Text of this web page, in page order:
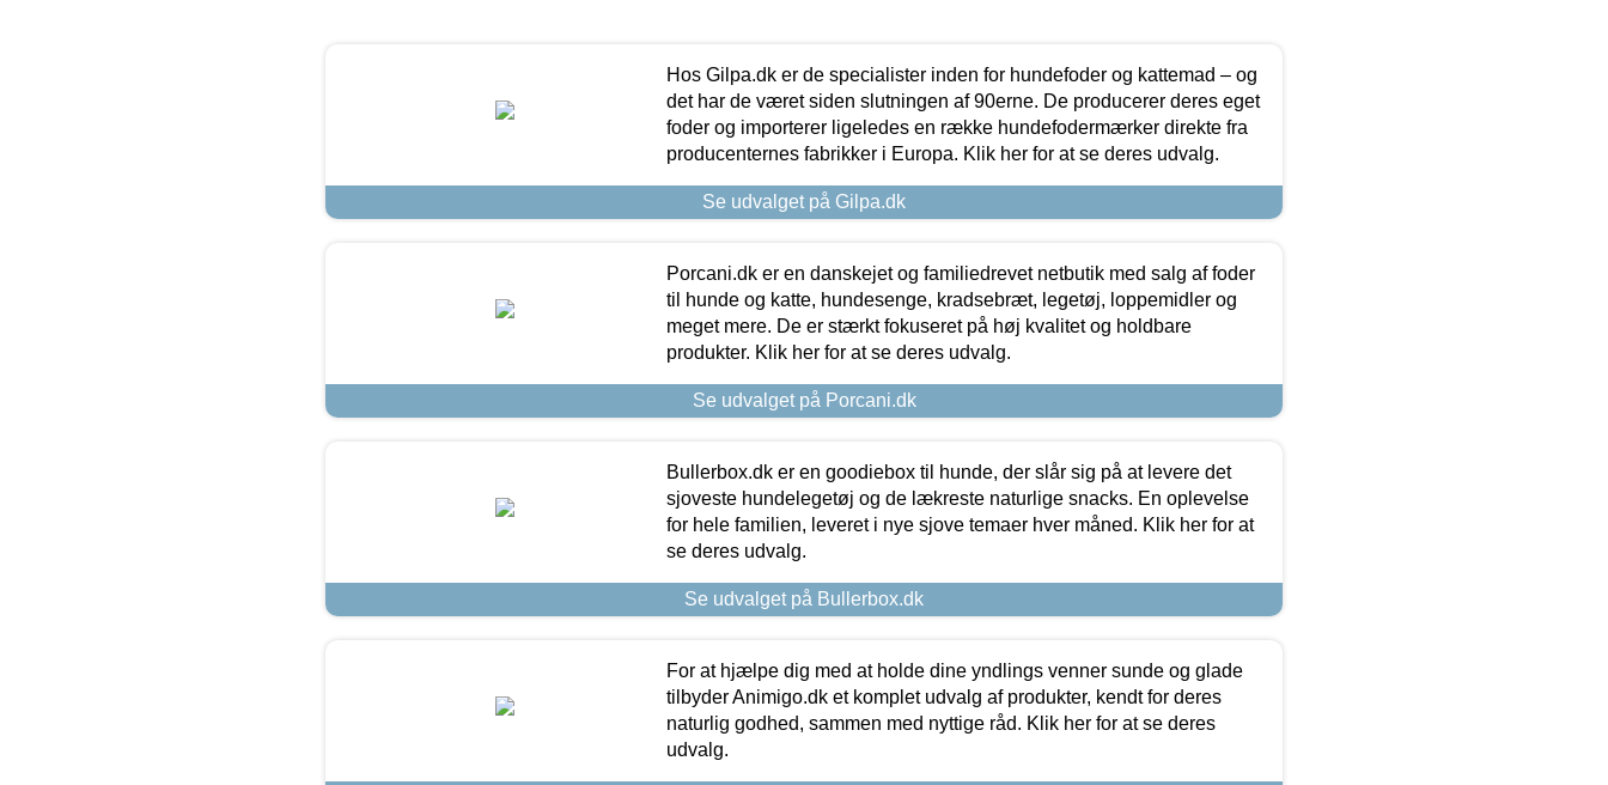
Hos Gilpa.dk er de specialister inden for hundefoder og kattemad – og
det har de været siden slutningen af 90erne. De producerer deres eget
foder og importerer ligeledes en række hundefodermærker direkte fra
producenternes fabrikker i Europa. Klik her for at se deres udvalg.
Se udvalget på Gilpa.dk
Porcani.dk er en danskejet og familiedrevet netbutik med salg af foder
til hunde og katte, hundesenge, kradsebræt, legetøj, loppemidler og
meget mere. De er stærkt fokuseret på høj kvalitet og holdbare
produkter. Klik her for at se deres udvalg.
Se udvalget på Porcani.dk
Bullerbox.dk er en goodiebox til hunde, der slår sig på at levere det
sjoveste hundelegetøj og de lækreste naturlige snacks. En oplevelse
for hele familien, leveret i nye sjove temaer hver måned. Klik her for at
se deres udvalg.
Se udvalget på Bullerbox.dk
For at hjælpe dig med at holde dine yndlings venner sunde og glade
tilbyder Animigo.dk et komplet udvalg af produkter, kendt for deres
naturlig godhed, sammen med nyttige råd. Klik her for at se deres
udvalg.